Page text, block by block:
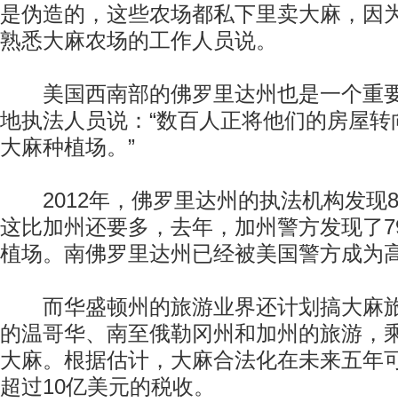
是伪造的，这些农场都私下里卖大麻，因
熟悉大麻农场的工作人员说。
美国西南部的佛罗里达州也是一个重
地执法人员说：“数百人正将他们的房屋
大麻种植场。”
2012年，佛罗里达州的执法机构发现
这比加州还要多，去年，加州警方发现了
植场。南佛罗里达州已经被美国警方成为
而华盛顿州的旅游业界还计划搞大麻
的温哥华、南至俄勒冈州和加州的旅游，
大麻。根据估计，大麻合法化在未来五年
超过10亿美元的税收。